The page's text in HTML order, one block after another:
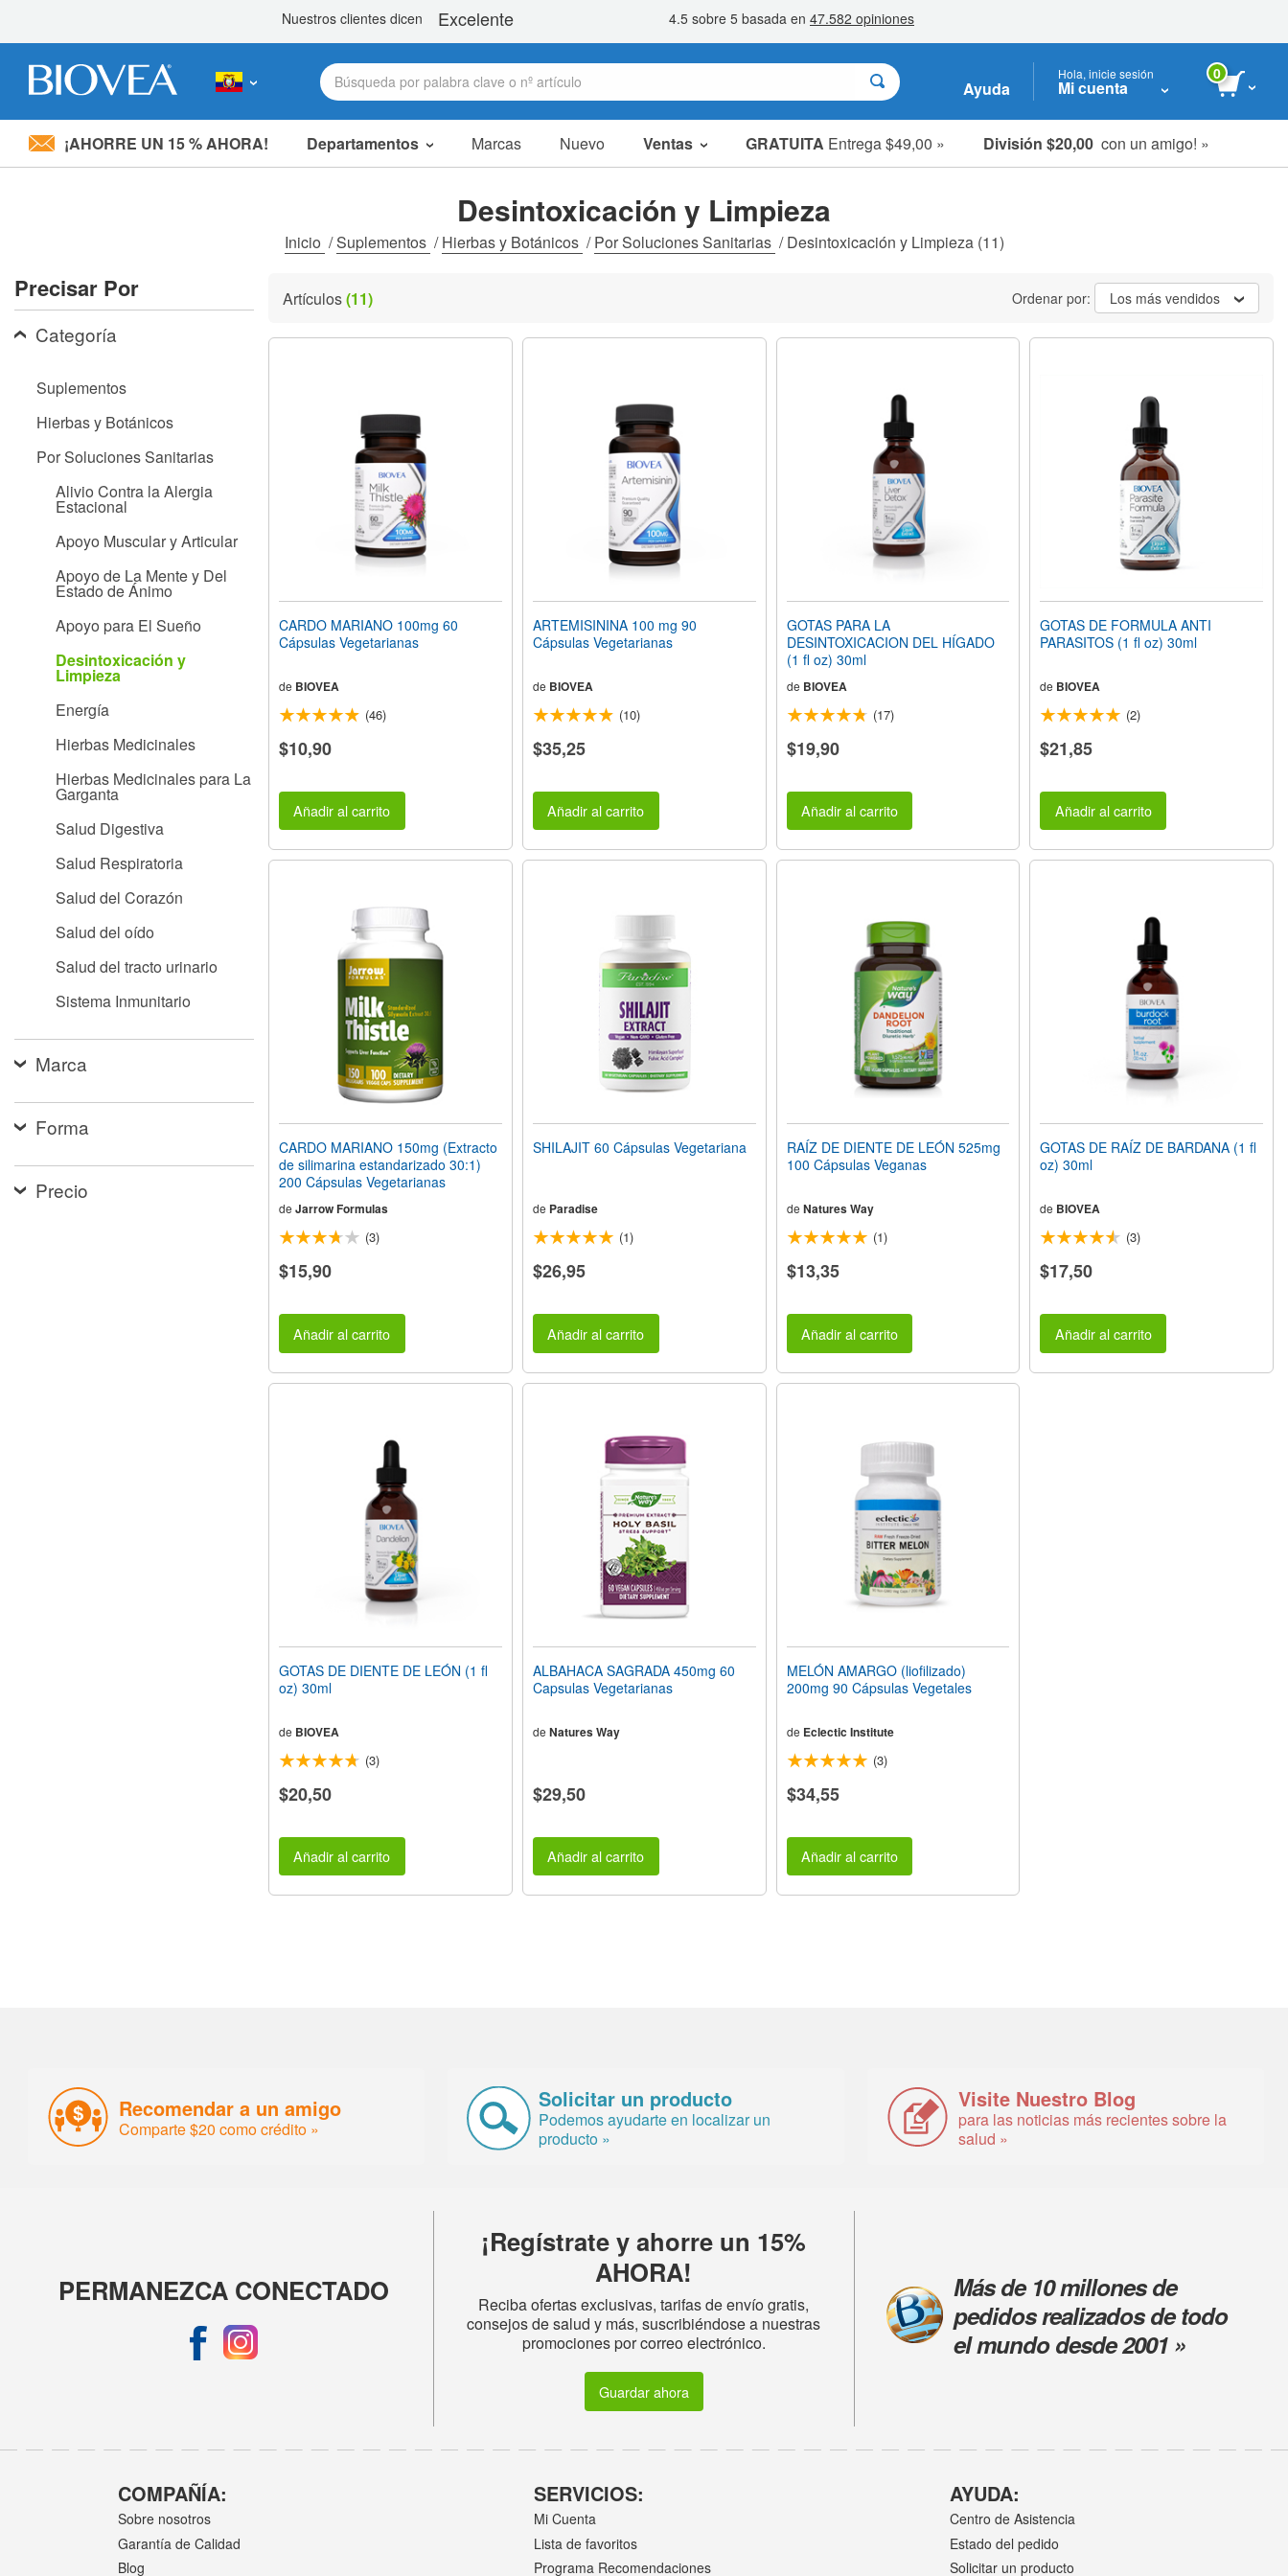
Nota:
accesibilidad.
Presione
Control-
ajustar
personas
discapacidad
pantalla;
Presione
accesibilidad.
Ayuda
Hola, inicie sesión
Mi cuenta
0
¡AHORRE UN 15 % AHORA! Departamentos Marcas Nuevo Ventas GRATUITA Entrega $49,00 » División $20,00 con un amigo! »
artículos en oferta
liquidaciones
Desintoxicación y Limpieza
Inicio /Suplementos /Hierbas y Botánicos /Por Soluciones Sanitarias /Desintoxicación y Limpieza(11)
Precisar Por
Categoría
Suplementos
Hierbas y Botánicos
Por Soluciones Sanitarias
Alivio Contra la Alergia
Estacional
Apoyo Muscular y Articular
Apoyo de La Mente y Del
Estado de Ánimo
Apoyo para El Sueño
Desintoxicación y
Limpieza
Energía
Hierbas Medicinales
Hierbas Medicinales para La
Garganta
Salud Digestiva
Salud Respiratoria
Salud del Corazón
Salud del oído
Salud del tracto urinario
Sistema Inmunitario
Marca
Forma
Precio
Artículos(11) Ordenar por: Los más vendidos
CARDO MARIANO 100mg 60
Cápsulas Vegetarianas
de BIOVEA
(46)
$10,90
Añadir al carrito
ARTEMISININA 100 mg 90
Cápsulas Vegetarianas
de BIOVEA
(10)
$35,25
Añadir al carrito
GOTAS PARA LA
DESINTOXICACION DEL HÍGADO
(1 fl oz) 30ml
de BIOVEA
(17)
$19,90
Añadir al carrito
GOTAS DE FORMULA ANTI
PARASITOS (1 fl oz) 30ml
de BIOVEA
(2)
$21,85
Añadir al carrito
CARDO MARIANO 150mg (Extracto
de silimarina estandarizado 30:1)
200 Cápsulas Vegetarianas
de Jarrow Formulas
(3)
$15,90
Añadir al carrito
SHILAJIT 60 Cápsulas Vegetariana
de Paradise
(1)
$26,95
Añadir al carrito
RAÍZ DE DIENTE DE LEÓN 525mg
100 Cápsulas Veganas
de Natures Way
(1)
$13,35
Añadir al carrito
GOTAS DE RAÍZ DE BARDANA (1 fl
oz) 30ml
de BIOVEA
(3)
$17,50
Añadir al carrito
GOTAS DE DIENTE DE LEÓN (1 fl
oz) 30ml
de BIOVEA
(3)
$20,50
Añadir al carrito
ALBAHACA SAGRADA 450mg 60
Capsulas Vegetarianas
de Natures Way
$29,50
Añadir al carrito
MELÓN AMARGO (liofilizado)
200mg 90 Cápsulas Vegetales
de Eclectic Institute
(3)
$34,55
Añadir al carrito
Recomendar a un amigo
Comparte $20 como crédito »
Solicitar un producto
Podemos ayudarte en localizar un
producto »
Visite Nuestro Blog
para las noticias más recientes sobre la
salud »
PERMANEZCA CONECTADO
¡Regístrate y ahorre un 15%
AHORA!
Reciba ofertas exclusivas, tarifas de envío gratis,
consejos de salud y más, suscribiéndose a nuestras
promociones por correo electrónico.
Guardar ahora
Más de 10 millones de
pedidos realizados de todo
el mundo desde 2001 »
COMPAÑÍA:
Sobre nosotros
Garantía de Calidad
Blog
SERVICIOS:
Mi Cuenta
Lista de favoritos
Programa Recomendaciones
AYUDA:
Centro de Asistencia
Estado del pedido
Solicitar un producto